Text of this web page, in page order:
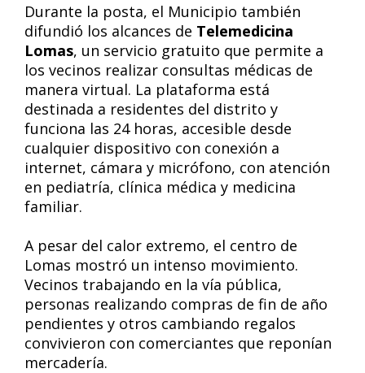
Durante la posta, el Municipio también
difundió los alcances de Telemedicina
Lomas, un servicio gratuito que permite a
los vecinos realizar consultas médicas de
manera virtual. La plataforma está
destinada a residentes del distrito y
funciona las 24 horas, accesible desde
cualquier dispositivo con conexión a
internet, cámara y micrófono, con atención
en pediatría, clínica médica y medicina
familiar.
A pesar del calor extremo, el centro de
Lomas mostró un intenso movimiento.
Vecinos trabajando en la vía pública,
personas realizando compras de fin de año
pendientes y otros cambiando regalos
convivieron con comerciantes que reponían
mercadería.